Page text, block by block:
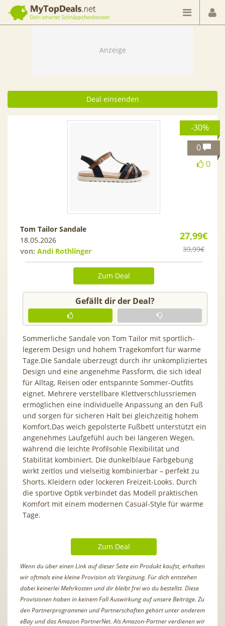
Dein smarter Schnäppchenberater
Deal einsenden
-30%
0
0
27,99€
39,99€
Tom Tailor Sandale
18.05.2026
von: Andi Rothlinger
Zum Deal
Gefällt dir der Deal?
Sommerliche Sandale von Tom Tailor mit sportlich-
legerem Design und hohem Tragekomfort für warme
Tage.Die Sandale überzeugt durch ihr unkompliziertes
Design und eine angenehme Passform, die sich ideal
für Alltag, Reisen oder entspannte Sommer-Outfits
eignet. Mehrere verstellbare Klettverschlussriemen
ermöglichen eine individuelle Anpassung an den Fuß
und sorgen für sicheren Halt bei gleichzeitig hohem
Komfort.Das weich gepolsterte Fußbett unterstützt ein
angenehmes Laufgefühl auch bei längeren Wegen,
während die leichte Profilsohle Flexibilität und
Stabilität kombiniert. Die dunkelblaue Farbgebung
wirkt zeitlos und vielseitig kombinierbar – perfekt zu
Shorts, Kleidern oder lockeren Freizeit-Looks. Durch
die sportive Optik verbindet das Modell praktischen
Komfort mit einem modernen Casual-Style für warme
Tage.
Zum Deal
Wenn du über einen Link auf dieser Seite ein Produkt kaufst, erhalten
wir oftmals eine kleine Provision als Vergütung. Für dich entstehen
dabei keinerlei Mehrkosten und dir bleibt frei wo du bestellst. Diese
Provisionen haben in keinem Fall Auswirkung auf unsere Beiträge. Zu
den Partnerprogrammen und Partnerschaften gehört unter anderem
eBay und das Amazon PartnerNet. Als Amazon-Partner verdienen wir